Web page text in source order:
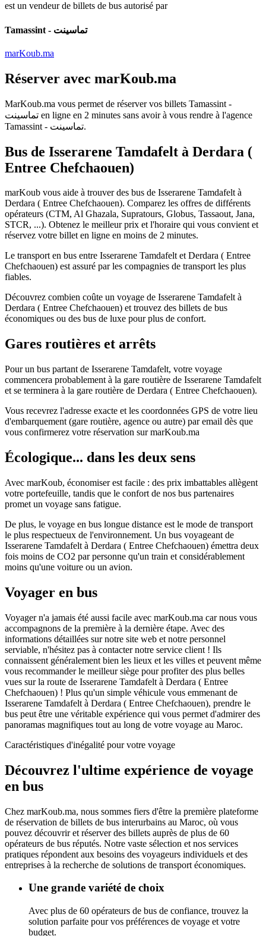
est un vendeur de billets de bus autorisé par
Tamassint - تماسينت
marKoub.ma
Réserver avec marKoub.ma
MarKoub.ma vous permet de réserver vos billets Tamassint -
تماسينت en ligne en 2 minutes sans avoir à vous rendre à l'agence
Tamassint - تماسينت.
Bus de Isserarene Tamdafelt à Derdara (
Entree Chefchaouen)
marKoub vous aide à trouver des bus de Isserarene Tamdafelt à
Derdara ( Entree Chefchaouen). Comparez les offres de différents
opérateurs (CTM, Al Ghazala, Supratours, Globus, Tassaout, Jana,
STCR, ...). Obtenez le meilleur prix et l'horaire qui vous convient et
réservez votre billet en ligne en moins de 2 minutes.
Le transport en bus entre Isserarene Tamdafelt et Derdara ( Entree
Chefchaouen) est assuré par les compagnies de transport les plus
fiables.
Découvrez combien coûte un voyage de Isserarene Tamdafelt à
Derdara ( Entree Chefchaouen) et trouvez des billets de bus
économiques ou des bus de luxe pour plus de confort.
Gares routières et arrêts
Pour un bus partant de Isserarene Tamdafelt, votre voyage
commencera probablement à la gare routière de Isserarene Tamdafelt
et se terminera à la gare routière de Derdara ( Entree Chefchaouen).
Vous recevrez l'adresse exacte et les coordonnées GPS de votre lieu
d'embarquement (gare routière, agence ou autre) par email dès que
vous confirmerez votre réservation sur marKoub.ma
Écologique... dans les deux sens
Avec marKoub, économiser est facile : des prix imbattables allègent
votre portefeuille, tandis que le confort de nos bus partenaires
promet un voyage sans fatigue.
De plus, le voyage en bus longue distance est le mode de transport
le plus respectueux de l'environnement. Un bus voyageant de
Isserarene Tamdafelt à Derdara ( Entree Chefchaouen) émettra deux
fois moins de CO2 par personne qu'un train et considérablement
moins qu'une voiture ou un avion.
Voyager en bus
Voyager n'a jamais été aussi facile avec marKoub.ma car nous vous
accompagnons de la première à la dernière étape. Avec des
informations détaillées sur notre site web et notre personnel
serviable, n'hésitez pas à contacter notre service client ! Ils
connaissent généralement bien les lieux et les villes et peuvent même
vous recommander le meilleur siège pour profiter des plus belles
vues sur la route de Isserarene Tamdafelt à Derdara ( Entree
Chefchaouen) ! Plus qu'un simple véhicule vous emmenant de
Isserarene Tamdafelt à Derdara ( Entree Chefchaouen), prendre le
bus peut être une véritable expérience qui vous permet d'admirer des
panoramas magnifiques tout au long de votre voyage au Maroc.
Caractéristiques d'inégalité pour votre voyage
Découvrez l'ultime expérience de voyage
en bus
Chez marKoub.ma, nous sommes fiers d'être la première plateforme
de réservation de billets de bus interurbains au Maroc, où vous
pouvez découvrir et réserver des billets auprès de plus de 60
opérateurs de bus réputés. Notre vaste sélection et nos services
pratiques répondent aux besoins des voyageurs individuels et des
entreprises à la recherche de solutions de transport économiques.
Une grande variété de choix
Avec plus de 60 opérateurs de bus de confiance, trouvez la
solution parfaite pour vos préférences de voyage et votre
budget.